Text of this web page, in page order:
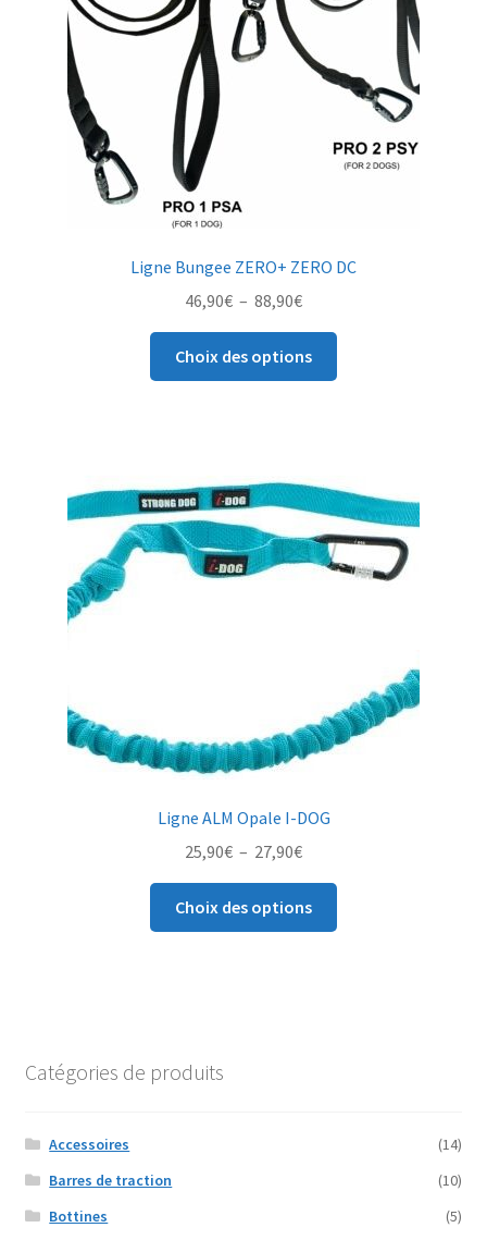
choisies
page
produit
Ligne Bungee ZERO+ ZERO DC
46,90€ – 88,90€Plage
de
prix :
46,90€
Choix des options
produit
options
peuvent
être
du
produit
Ligne ALM Opale I-DOG
25,90€ – 27,90€Plage
prix :
25,90€
Choix des options
Ce
Catégories de produits
Accessoires
(14)
Barres de traction
(10)
Bottines
(5)